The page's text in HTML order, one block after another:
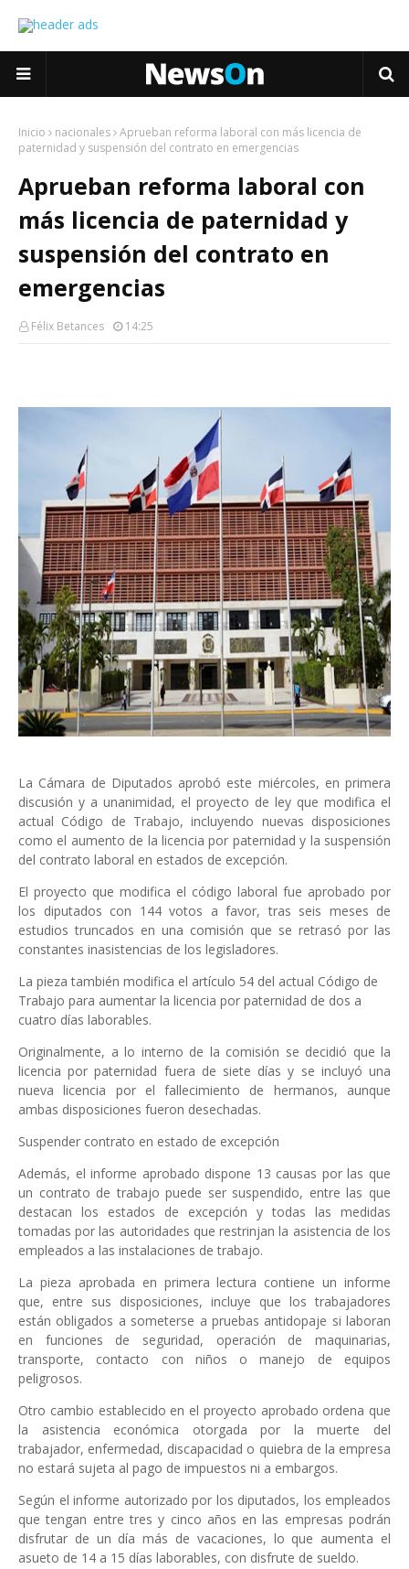
Inicio nacionales Aprueban reforma laboral con más licencia de
paternidad y suspensión del contrato en emergencias
Aprueban reforma laboral con
más licencia de paternidad y
suspensión del contrato en
emergencias
Félix Betances 14:25
La Cámara de Diputados aprobó este miércoles, en primera
discusión y a unanimidad, el proyecto de ley que modifica el
actual Código de Trabajo, incluyendo nuevas disposiciones
como el aumento de la licencia por paternidad y la suspensión
del contrato laboral en estados de excepción.
El proyecto que modifica el código laboral fue aprobado por
los diputados con 144 votos a favor, tras seis meses de
estudios truncados en una comisión que se retrasó por las
constantes inasistencias de los legisladores.
La pieza también modifica el artículo 54 del actual Código de
Trabajo para aumentar la licencia por paternidad de dos a
cuatro días laborables.
Originalmente, a lo interno de la comisión se decidió que la
licencia por paternidad fuera de siete días y se incluyó una
nueva licencia por el fallecimiento de hermanos, aunque
ambas disposiciones fueron desechadas.
Suspender contrato en estado de excepción
Además, el informe aprobado dispone 13 causas por las que
un contrato de trabajo puede ser suspendido, entre las que
destacan los estados de excepción y todas las medidas
tomadas por las autoridades que restrinjan la asistencia de los
empleados a las instalaciones de trabajo.
La pieza aprobada en primera lectura contiene un informe
que, entre sus disposiciones, incluye que los trabajadores
están obligados a someterse a pruebas antidopaje si laboran
en funciones de seguridad, operación de maquinarias,
transporte, contacto con niños o manejo de equipos
peligrosos.
Otro cambio establecido en el proyecto aprobado ordena que
la asistencia económica otorgada por la muerte del
trabajador, enfermedad, discapacidad o quiebra de la empresa
no estará sujeta al pago de impuestos ni a embargos.
Según el informe autorizado por los diputados, los empleados
que tengan entre tres y cinco años en las empresas podrán
disfrutar de un día más de vacaciones, lo que aumenta el
asueto de 14 a 15 días laborables, con disfrute de sueldo.